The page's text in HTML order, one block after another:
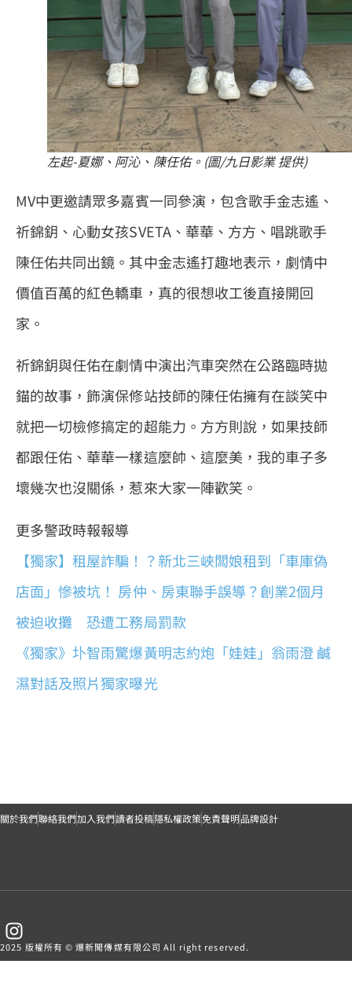
左起-夏娜、阿沁、陳任佑。(圖/九日影業 提供)
MV中更邀請眾多嘉賓一同參演，包含歌手金志遙、
祈錦鈅、心動女孩SVETA、華華、方方、唱跳歌手
陳任佑共同出鏡。其中金志遙打趣地表示，劇情中
價值百萬的紅色轎車，真的很想收工後直接開回
家。
祈錦鈅與任佑在劇情中演出汽車突然在公路臨時拋
錨的故事，飾演保修站技師的陳任佑擁有在談笑中
就把一切檢修搞定的超能力。方方則說，如果技師
都跟任佑、華華一樣這麼帥、這麼美，我的車子多
壞幾次也沒關係，惹來大家一陣歡笑。
更多警政時報報導
【獨家】租屋詐騙！？新北三峽闆娘租到「車庫偽
店面」慘被坑！ 房仲、房東聯手誤導？創業2個月
被迫收攤 恐遭工務局罰款
《獨家》圤智雨驚爆黃明志約炮「娃娃」翁雨澄 鹹
濕對話及照片獨家曝光
關於我們聯絡我們加入我們讀者投稿隱私權政策免責聲明品牌設計
2025 版權所有 © 爆新聞傳媒有限公司 All right reserved.